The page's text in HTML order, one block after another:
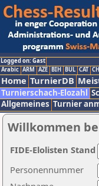
Logged on: Gast
Arabic ARM AZE BIH BUL CAT
Home TurnierDB
Turnierschach-Elozahl
Allgemeines Turnier
Willkommen
Personennummer
FIDE-Elolisten Stand